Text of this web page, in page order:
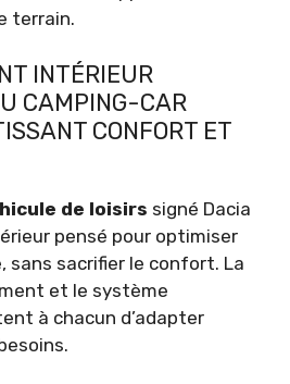
terrain.
INTÉRIEUR
CAMPING-CAR
CONFORT ET
de loisirs signé Dacia
pensé pour optimiser
sans sacrifier le confort. La
et le système
à chacun d’adapter